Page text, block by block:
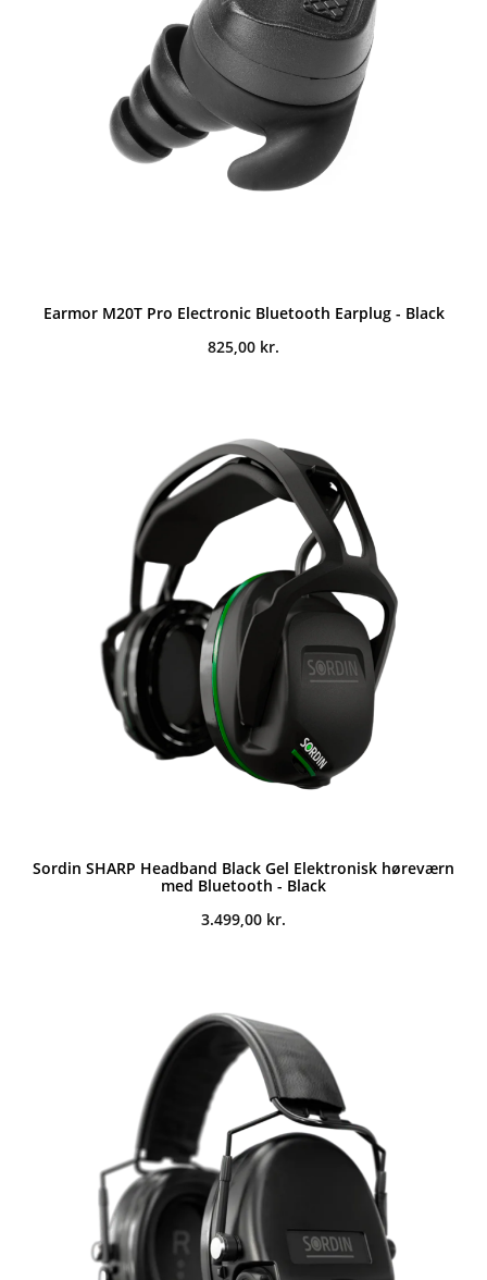
Earmor M20T Pro Electronic Bluetooth Earplug - Black
825,00 kr.
Sordin SHARP Headband Black Gel Elektronisk høreværn
med Bluetooth - Black
3.499,00 kr.